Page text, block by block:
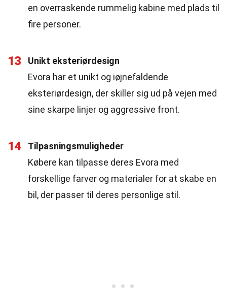
en overraskende rummelig kabine med plads til
fire personer.
13
Unikt eksteriørdesign
Evora har et unikt og iøjnefaldende
eksteriørdesign, der skiller sig ud på vejen med
sine skarpe linjer og aggressive front.
14
Tilpasningsmuligheder
Købere kan tilpasse deres Evora med
forskellige farver og materialer for at skabe en
bil, der passer til deres personlige stil.